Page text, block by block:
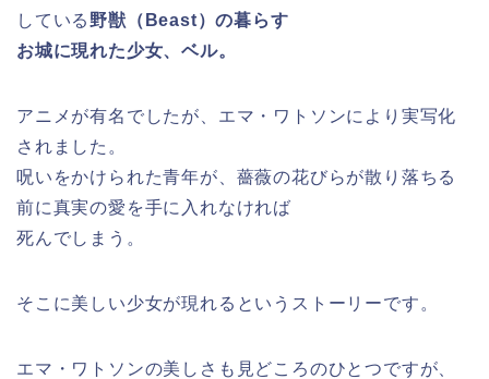
している 野獣（Beast）の暮らす
お城に現れた少女、ベル。
アニメが有名でしたが、エマ・ワトソンにより実写化
されました。
呪いをかけられた青年が、薔薇の花びらが散り落ちる
前に真実の愛を手に入れなければ
死んでしまう。
そこに美しい少女が現れるというストーリーです。
エマ・ワトソンの美しさも見どころのひとつですが、